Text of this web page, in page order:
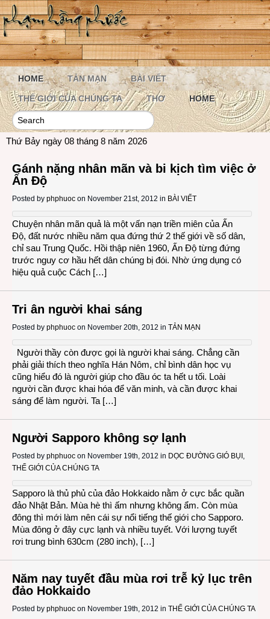
HOME TẢN MẠN BÀI VIẾT
THẾ GIỚI CỦA CHÚNG TA THƠ HOME
Thứ Bảy ngày 08 tháng 8 năm 2026
Gánh nặng nhân mãn và bi kịch tìm việc ở
Ấn Độ
Posted by phphuoc on November 21st, 2012 in BÀI VIẾT
Chuyện nhân mãn quả là một vấn nạn triền miên của Ấn
Độ, đất nước nhiều năm qua đứng thứ 2 thế giới về số dân,
chỉ sau Trung Quốc. Hồi thập niên 1960, Ấn Độ từng đứng
trước nguy cơ hầu hết dân chúng bị đói. Nhờ ứng dụng có
hiệu quả cuộc Cách […]
Tri ân người khai sáng
Posted by phphuoc on November 20th, 2012 in TẢN MẠN
Người thầy còn được gọi là người khai sáng. Chẳng cần
phải giải thích theo nghĩa Hán Nôm, chỉ bình dân học vụ
cũng hiểu đó là người giúp cho đầu óc ta hết u tối. Loài
người cần được khai hóa để văn minh, và cần được khai
sáng để làm người. Ta […]
Người Sapporo không sợ lạnh
Posted by phphuoc on November 19th, 2012 in DỌC ĐƯỜNG GIÓ BỤI ,
THẾ GIỚI CỦA CHÚNG TA
Sapporo là thủ phủ của đảo Hokkaido nằm ở cực bắc quần
đảo Nhật Bản. Mùa hè thì ấm nhưng không ẩm. Còn mùa
đông thì mới làm nên cái sự nổi tiếng thế giới cho Sapporo.
Mùa đông ở đây cực lạnh và nhiều tuyết. Với lượng tuyết
rơi trung bình 630cm (280 inch), […]
Năm nay tuyết đầu mùa rơi trễ kỷ lục trên
đảo Hokkaido
Posted by phphuoc on November 19th, 2012 in THẾ GIỚI CỦA CHÚNG TA